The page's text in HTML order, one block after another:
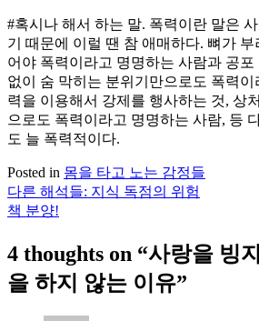
#혹시나 해서 하는 말. 폭력이란 말은
기 때문에 이럴 땐 참 애매하다. 뼈가
어야 폭력이라고 명명하는 사람과 공
없이 숨 막히는 분위기만으로도 폭력
력을 이용해서 강제를 행사하는 것, 상
으로도 폭력이라고 명명하는 사람, 등
도 늘 폭력적이다.
Posted in 몸을 타고 노는 감정들
글
탐
색
다른 해석들: 지식 독점의 위험
책 분양!
4 thoughts on “사랑을 빙
을 하지 않는 이유”